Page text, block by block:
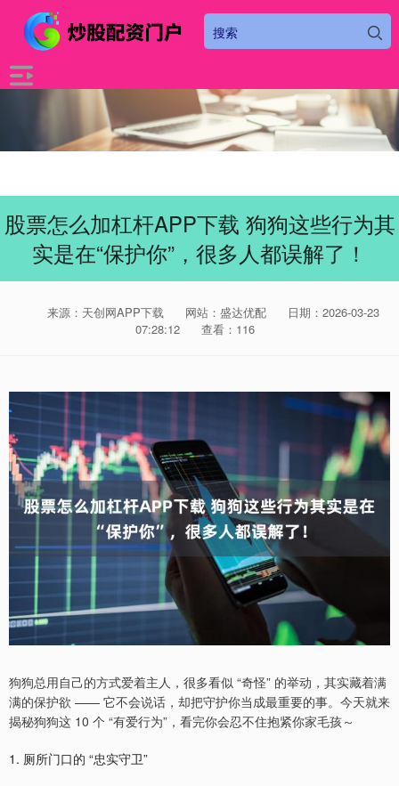
股票怎么加杠杆APP下载 狗狗这些行为其
实是在“保护你”，很多人都误解了！
来源：天创网APP下载 网站：盛达优配
日期：2026-03-23
07:28:12
查看：116
狗狗总用自己的方式爱着主人，很多看似 “奇怪” 的举动，其实藏着满
满的保护欲 —— 它不会说话，却把守护你当成最重要的事。今天就来
揭秘狗狗这 10 个 “有爱行为”，看完你会忍不住抱紧你家毛孩～
1. 厕所门口的 “忠实守卫”